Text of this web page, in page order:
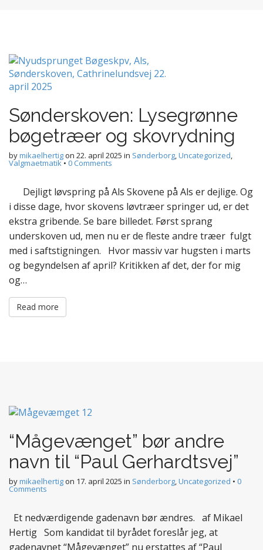
Sønderskoven: Lysegrønne
bøgetræer og skovrydning
bymikaelhertigon 22. april 2025 in Sønderborg,Uncategorized,
Valgmaetmatik• 0 Comments
Dejligt løvspring på Als Skovene på Als er dejlige. Og
i disse dage, hvor skovens løvtræer springer ud, er det
ekstra gribende. Se bare billedet. Først sprang
underskoven ud, men nu er de fleste andre træer fulgt
med i saftstigningen. Hvor massiv var hugsten i marts
og begyndelsen af april? Kritikken af det, der for mig
og…
Read more
“Mågevænget” bør andre
navn til “Paul Gerhardtsvej”
bymikaelhertigon 17. april 2025 in Sønderborg,Uncategorized • 0
Comments
Et nedværdigende gadenavn bør ændres. af Mikael
Hertig Som kandidat til byrådet foreslår jeg, at
gadenavnet “Mågevænget” nu erstattes af “Paul